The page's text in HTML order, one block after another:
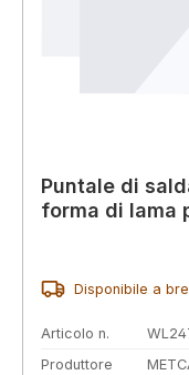
Puntale di
forma di lama
Disponibile a
Articolo n.
Produttore